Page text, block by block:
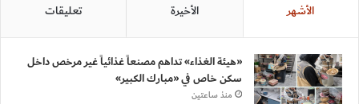
الأشهر الأخيرة تعليقات
«هيئة الغذاء» تداهم مصنعاً غذائياً غير مرخص داخل
سكن خاص في «مبارك الكبير»
منذ ساعتين